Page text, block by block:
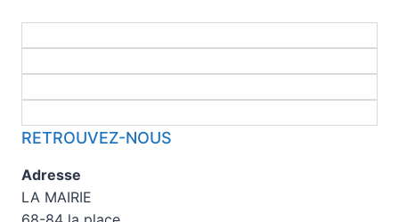
RETROUVEZ-NOUS
Adresse
LA MAIRIE